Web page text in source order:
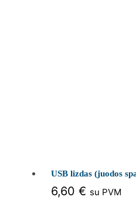
USB lizdas (juodos
6,60€ su PVM